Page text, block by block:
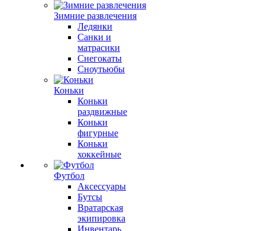
Зимние развлечения
Ледянки
Санки и
матрасики
Снегокаты
Сноутьюбы
Коньки
Коньки
раздвижные
Коньки
фигурные
Коньки
хоккейные
Футбол
Аксессуары
Бутсы
Вратарская
экипировка
Инвентарь